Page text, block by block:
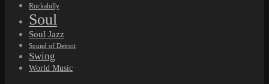
Rockabilly
Soul
Soul Jazz
Sound of Detroit
Swing
World Music